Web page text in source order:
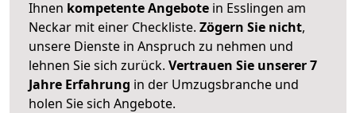
Ihnen kompetente Angebote in Esslingen am
Neckar mit einer Checkliste. Zögern Sie nicht,
unsere Dienste in Anspruch zu nehmen und
lehnen Sie sich zurück. Vertrauen Sie unserer 7
Jahre Erfahrung in der Umzugsbranche und
holen Sie sich Angebote.